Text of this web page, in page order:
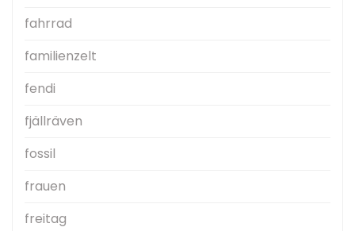
fahrrad
familienzelt
fendi
fjällräven
fossil
frauen
freitag